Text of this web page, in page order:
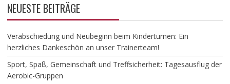
NEUESTE BEITRÄGE
Verabschiedung und Neubeginn beim Kinderturnen: Ein
herzliches Dankeschön an unser Trainerteam!
​Sport, Spaß, Gemeinschaft und Treffsicherheit: Tagesausflug der
Aerobic-Gruppen